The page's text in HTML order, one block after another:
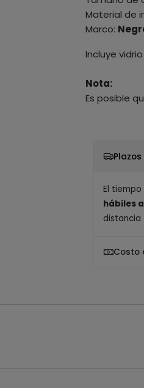
Material de
Marco:
Incluye
Nota:
Es posible
El
hábiles
distancia
Costo